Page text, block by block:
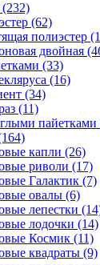
(232)
(62)
полиэстер
двойная
(33)
(16)
(34)
(11)
пайетками
капли (26)
риволи (17)
Галактик (7)
овалы (6)
лепестки
лодочки (14)
Космик (11)
квадраты (9)